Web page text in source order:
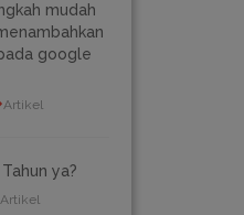
mudah
google
Artikel
ya?
Artikel